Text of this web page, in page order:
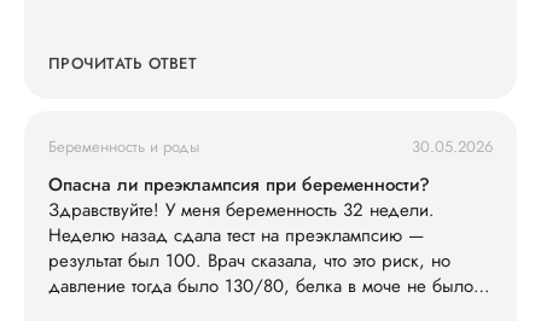
ПРОЧИТАТЬ ОТВЕТ
Беременность и роды 30.05.2026
Опасна ли преэклампсия при беременности?
Здравствуйте! У меня беременность 32 недели.
Неделю назад сдала тест на преэклампсию —
результат был 100. Врач сказала, что это риск, но
давление тогда было 130/80, белка в моче не было.